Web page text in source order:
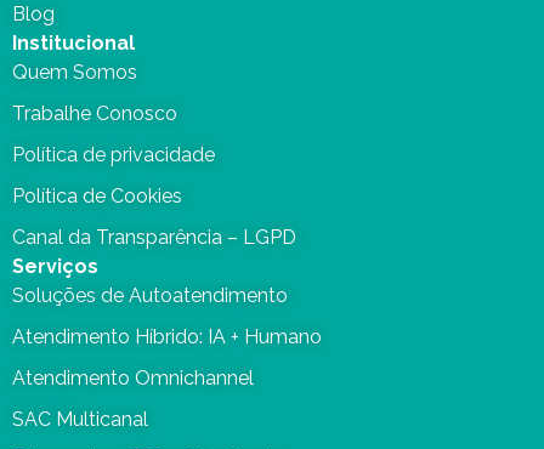
Blog
Institucional
Quem Somos
Trabalhe Conosco
Política de privacidade
Política de Cookies
Canal da Transparência – LGPD
Serviços
Soluções de Autoatendimento
Atendimento Híbrido: IA + Humano
Atendimento Omnichannel
SAC Multicanal